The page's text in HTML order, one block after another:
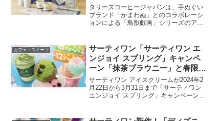
月13日に発売
タリーズコーヒージャパンは、手ぬぐい
ブランド「かまわぬ」とのコラボレーシ
ョンによる「鳥獣戯画」シリーズのアイ
ニークな動物たちを現代のタリーズコー
ヒーのアイテムに落...
カフェ・スイーツ
サーティワン「サーティワン エ
ンジョイ スプリング」キャンペ
ーン「抹茶ブラウニー」と春限定
フレーバー発売！2024年2月22日
から3月31日まで
サーティワン アイスクリームが2024年2
月22日から3月31日まで「サーティワン
エンジョイ スプリング」キャンペーンを
ウニー」をはじめ、春にぴったりのさく